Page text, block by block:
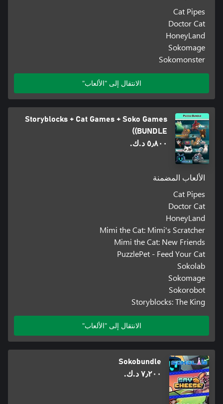
Cat Pipes
Doctor Cat
HoneyLand
Sokomage
Sokomonster
الانتقال إلى "الألعاب"
Storyblocks + Cat Games + Soko Games
(BUNDLE)
٥٫٨٠٠ د.ك.‏
الألعاب المضمنة
Cat Pipes
Doctor Cat
HoneyLand
Mimi the Cat: Mimi's Scratcher
Mimi the Cat: New Friends
PuzzlePet - Feed Your Cat
Sokolab
Sokomage
Sokorobot
Storyblocks: The King
الانتقال إلى "الألعاب"
Sokobundle
٧٫٢٠٠ د.ك.‏